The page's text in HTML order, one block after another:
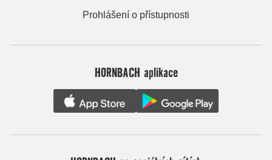
Prohlášení o přístupnosti
HORNBACH aplikace